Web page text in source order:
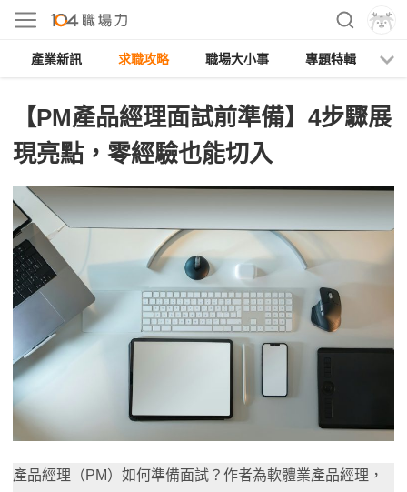
產業新訊 求職攻略 職場大小事 專題特輯
【PM產品經理面試前準備】4步驟展
現亮點，零經驗也能切入
產品經理（PM）如何準備面試？作者為軟體業產品經理，